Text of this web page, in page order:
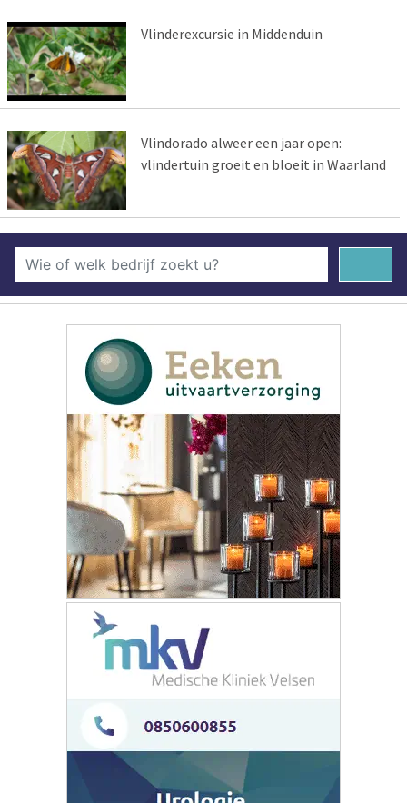
Vlinderexcursie in Middenduin
Vlindorado alweer een jaar open:
vlindertuin groeit en bloeit in Waarland